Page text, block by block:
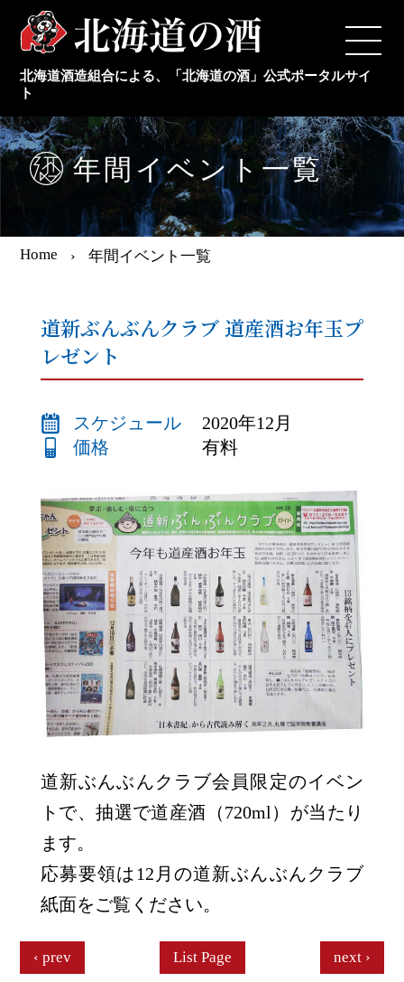
北海道酒造組合による、「北海道の酒」公式ポータルサイ
ト
TOP
日本酒メーカー
本格焼酎メーカー
新着情報
年間イベント情報
日本酒の豆知識
組合概要
リンク
JP EN CH
年間イベント一覧
Home 年間イベント一覧
道新ぶんぶんクラブ 道産酒お年玉プ
レゼント
スケジュール
2020年12月
価格
有料
道新ぶんぶんクラブ会員限定のイベン
トで、抽選で道産酒（720ml）が当たり
ます。
応募要領は12月の道新ぶんぶんクラブ
紙面をご覧ください。
prev List Page next